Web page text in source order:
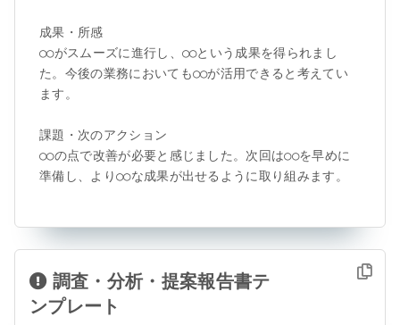
成果・所感
○○がスムーズに進行し、○○という成果を得られまし
た。今後の業務においても○○が活用できると考えてい
ます。
課題・次のアクション
○○の点で改善が必要と感じました。次回は○○を早めに
準備し、より○○な成果が出せるように取り組みます。
調査・分析・提案報告書テ
ンプレート